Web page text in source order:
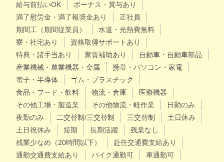
給与前払いOK
ボーナス・賞与あり
満了慰労金・満了報奨金あり
正社員
期間工（期間従業員）
水道・光熱費無料
寮・社宅あり
資格取得サポートあり
特典・諸手当あり
家賃補助あり
自動車・自動車部品
産業機械・農業機器・金属
携帯・パソコン・家電
電子・半導体
ゴム・プラスチック
食品・フード・飲料
物流・倉庫
医療機器
その他工場・製造業
その他物流・軽作業
日勤のみ
夜勤のみ
二交替制/三交替制 三交替制
土日休み
土日祝休み
短期 長期活躍
残業なし
残業少なめ（20時間以下）
赴任交通費支給あり
通勤交通費支給あり
バイク通勤可
車通勤可